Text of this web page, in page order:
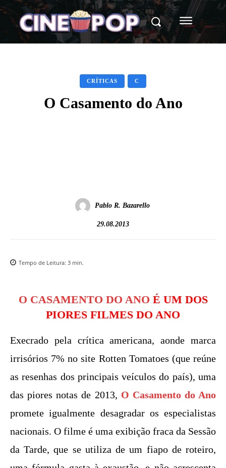
CRÍTICAS C
O Casamento do Ano
Pablo R. Bazarello
29.08.2013
Tempo de Leitura: 3 min.
O CASAMENTO DO ANO É UM DOS
PIORES FILMES DO ANO
Execrado pela crítica americana, aonde marca
irrisórios 7% no site Rotten Tomatoes (que reúne
as resenhas dos principais veículos do país), uma
das piores notas de 2013, O Casamento do Ano
promete igualmente desagradar os especialistas
nacionais. O filme é uma exibição fraca da Sessão
da Tarde, que se utiliza de um fiapo de roteiro,